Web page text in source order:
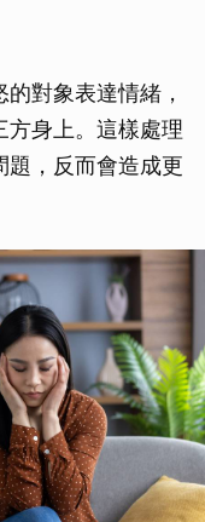
對象表達情緒，
方身上。這樣處理
題，反而會造成更